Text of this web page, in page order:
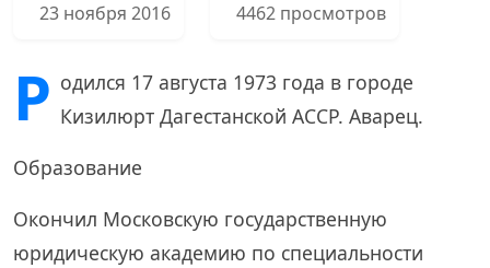
23 ноября 2016 4462 просмотров
Р одился 17 августа 1973 года в городе
Кизилюрт Дагестанской АССР. Аварец.
Образование
Окончил Московскую государственную
юридическую академию по специальности